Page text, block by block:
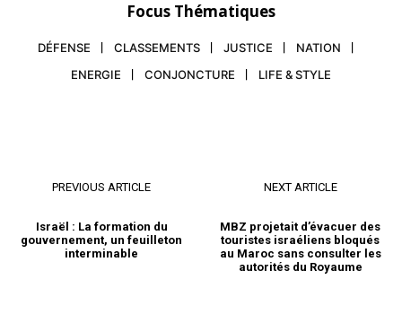
avons fait le plus dur grâce à
discipline sociales…
Focus Thématiques
DÉFENSE CLASSEMENTS JUSTICE
NATION
ENERGIE
CONJONCTURE LIFE & STYLE
PREVIOUS ARTICLE
Israël : La formation du
gouvernement, un feuilleton
interminable
NEXT ARTICLE
MBZ projetait d’évacuer des
touristes israéliens bloqués
au Maroc sans consulter les
autorités du Royaume